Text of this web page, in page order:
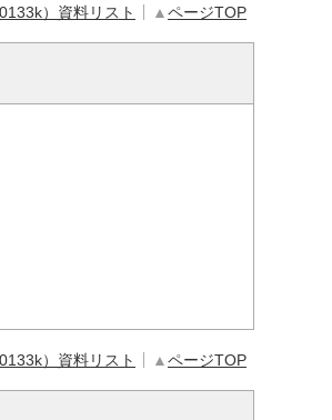
）資料リスト ▲ページTOP
）資料リスト ▲ページTOP